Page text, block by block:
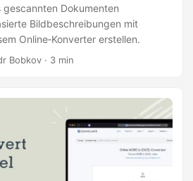
Dokumenten
Bildbeschreibungen mit
Online‑Konverter erstellen.
Bobkov · 3 min